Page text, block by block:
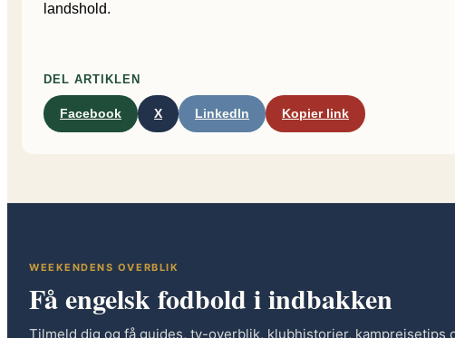
landshold.
DEL ARTIKLEN
Facebook X LinkedIn Kopier link
WEEKENDENS OVERBLIK
Få engelsk fodbold i indbakken
Tilmeld dig og få guides, tv-overblik, klubhistorier, kamprejsetips